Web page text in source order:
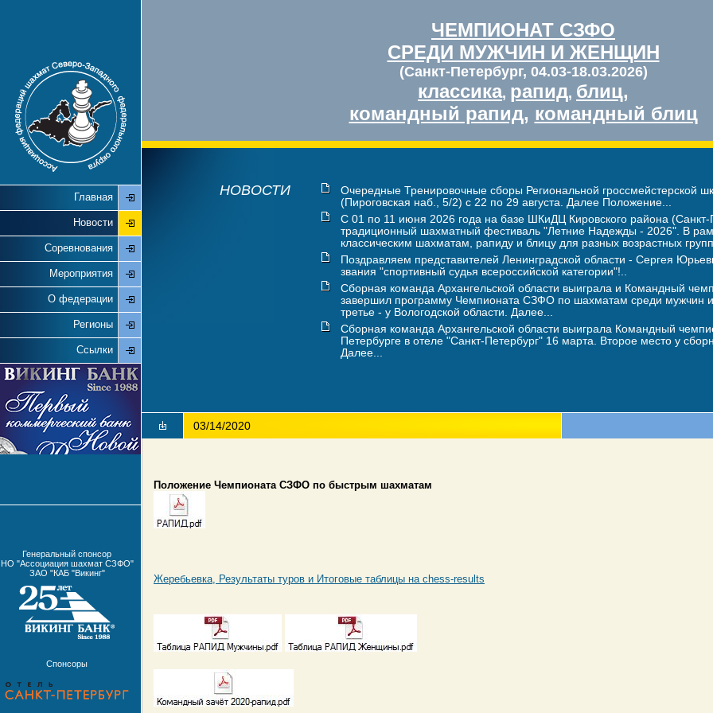
ЧЕМПИОНАТ СЗФО
СРЕДИ МУЖЧИН И ЖЕНЩИН
(Санкт-Петербург, 04.03-18.03.2026)
классика, рапид, блиц,
командный рапид, командный блиц
Главная
Новости
Соревнования
Мероприятия
О федерации
Регионы
Ссылки
Генеральный спонсор
НО "Ассоциация шахмат СЗФО"
ЗАО "КАБ "Викинг"
Спонсоры
НОВОСТИ
Очередные Тренировочные сборы Региональной гроссмейстерской
(Пироговская наб., 5/2) с 22 по 29 августа. Далее Положение...
С 01 по 11 июня 2026 года на базе ШКиДЦ Кировского района
традиционный шахматный фестиваль "Летние Надежды - 2026". В
классическим шахматам, рапиду и блицу для разных возрастных
Поздравляем представителей Ленинградской области - Сергея
звания "спортивный судья всероссийской категории"!..
Сборная команда Архангельской области выиграла и Командный
завершил программу Чемпионата СЗФО по шахматам среди мужчин
третье - у Вологодской области. Далее...
Сборная команда Архангельской области выиграла Командный
Петербурге в отеле "Санкт-Петербург" 16 марта. Второе место у
Далее...
03/14/2020
Положение Чемпионата СЗФО по быстрым шахматам
Жеребьевка, Результаты туров и Итоговые таблицы на chess-results